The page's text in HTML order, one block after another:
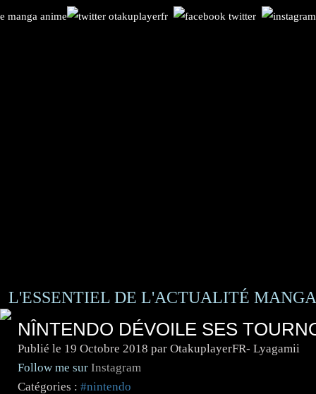
L'ESSENTIEL DE L'ACTUALITÉ
NÎNTENDO DÉVOILE SES
Publié le 19 Octobre 2018 par OtakuplayerFR- Lyagamii
Follow me sur Instagram
Catégories : #nintendo